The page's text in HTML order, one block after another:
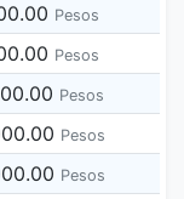
Pesos
Pesos
Pesos
Pesos
Pesos